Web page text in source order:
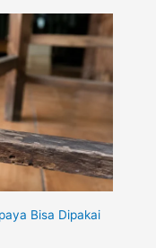
Bisa Dipakai